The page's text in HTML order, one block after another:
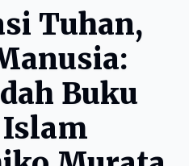
Tuhan,
Buku
Islam